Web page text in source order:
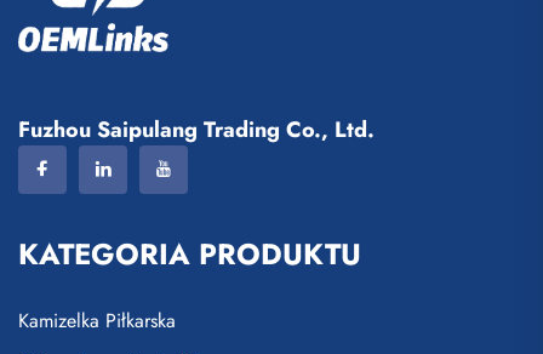
Fuzhou Saipulang Trading Co., Ltd.
KATEGORIA PRODUKTU
Kamizelka Piłkarska